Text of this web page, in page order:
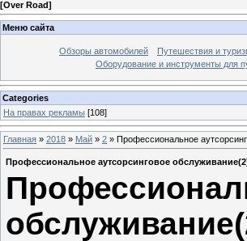
[Over Road]
Меню сайта
Обзоры автомобилей Путешествия и
Оборудование и инструменты для
Categories
На правах рекламы [108]
Главная » 2018 » Май » 2 » Профессиональное
Профессиональное аутсорсинговое